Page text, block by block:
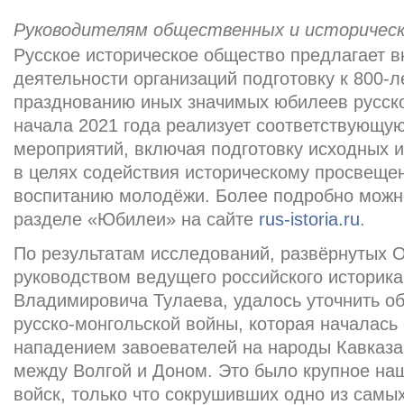
Руководителям общественных и
Русское историческое общество предлагает
деятельности организаций подготовку к
празднованию иных значимых юбилеев
начала 2021 года реализует
мероприятий, включая подготовку исходных
в целях содействия историческому
воспитанию молодёжи. Более подробно
разделе «Юбилеи» на сайте rus-istoria.ru.
По результатам исследований, развёрнутых
руководством ведущего российского
Владимировича Тулаева, удалось уточнить
русско-монгольской войны, которая
нападением завоевателей на народы
между Волгой и Доном. Это было крупное
войск, только что сокрушивших одно из